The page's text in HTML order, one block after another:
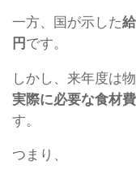
一方、国が示した
円 です。
しかし、来年度は
実際に必要な食材
す。
つまり、